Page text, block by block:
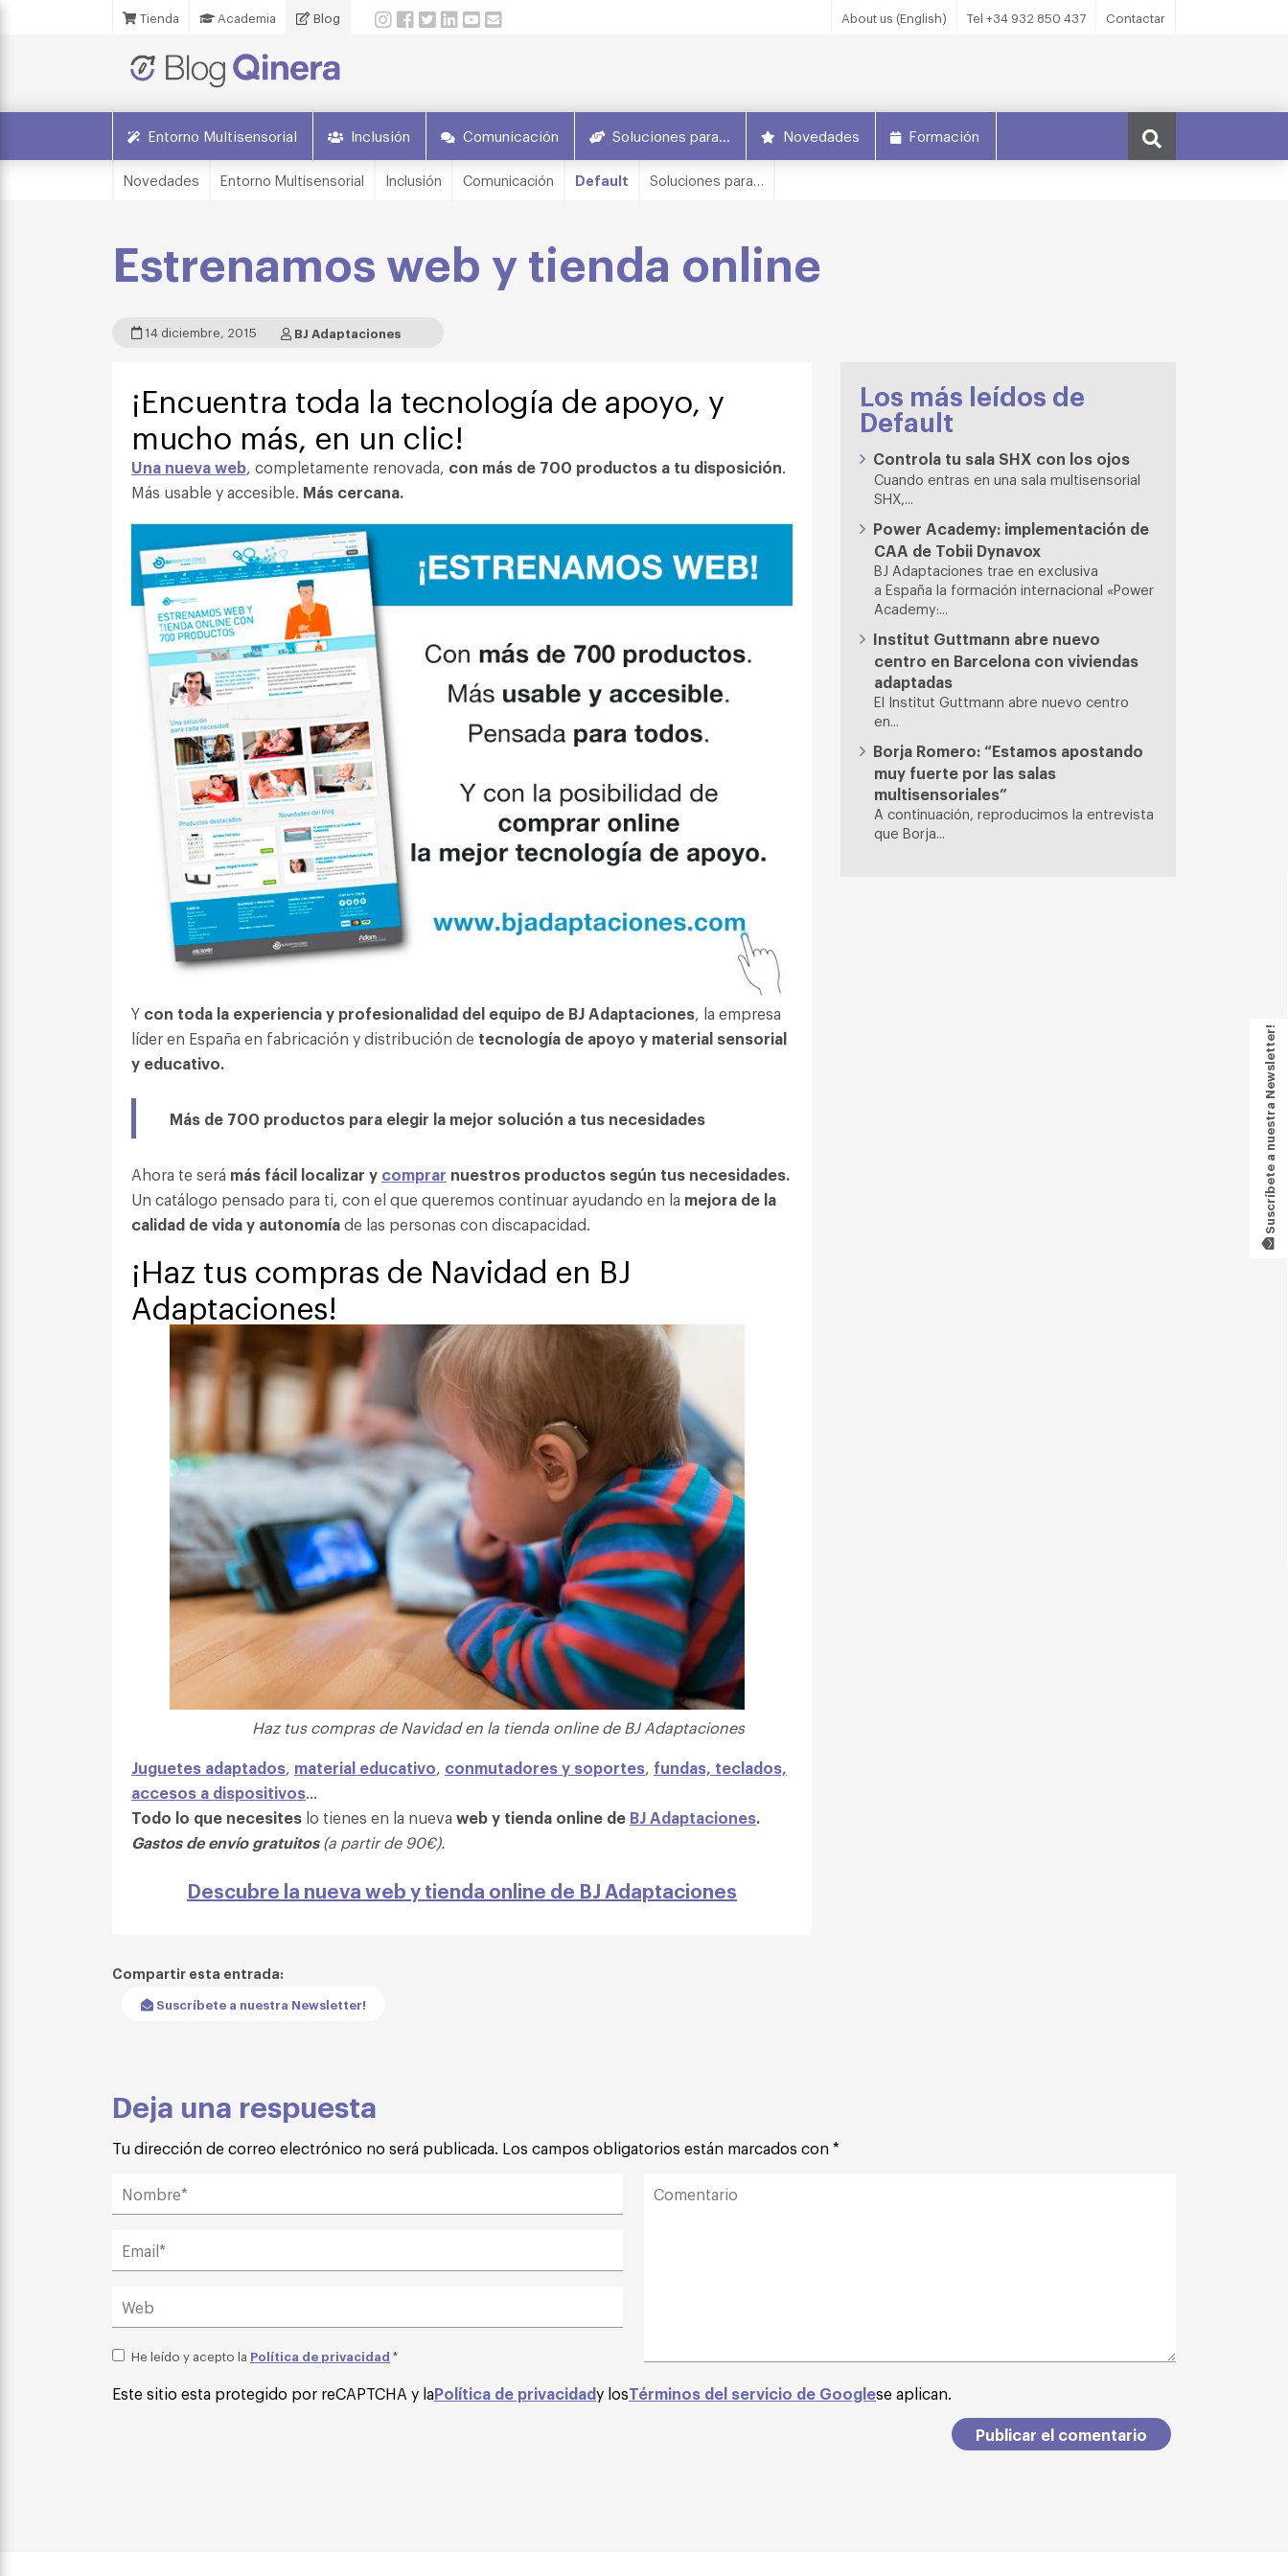
Tienda Academia Blog About us (English) Tel +34 932 850 437 Contactar
Entorno Multisensorial Inclusión Comunicación Soluciones para… Novedades Formación
Suscríbete a nuestra Newsletter!
Novedades Entorno Multisensorial Inclusión Comunicación Default Soluciones para…
Estrenamos web y tienda online
14 diciembre, 2015 BJ Adaptaciones
¡Encuentra toda la tecnología de apoyo, y
mucho más, en un clic!
Una nueva web, completamente renovada, con más de 700 productos a tu disposición.
Más usable y accesible. Más cercana.
Y con toda la experiencia y profesionalidad del equipo de BJ Adaptaciones, la empresa
líder en España en fabricación y distribución de tecnología de apoyo y material sensorial
y educativo.
Más de 700 productos para elegir la mejor solución a tus necesidades
Ahora te será más fácil localizar y comprar nuestros productos según tus necesidades.
Un catálogo pensado para ti, con el que queremos continuar ayudando en la mejora de la
calidad de vida y autonomíade las personas con discapacidad.
¡Haz tus compras de Navidad en BJ
Adaptaciones!
Haz tus compras de Navidad en la tienda online de BJ Adaptaciones
Juguetes adaptados, material educativo, conmutadores y soportes, fundas, teclados,
accesos a dispositivos…
Todo lo que necesites lo tienes en la nueva web y tienda online de BJ Adaptaciones.
Gastos de envío gratuitos(a partir de 90€).
Descubre la nueva web y tienda online de BJ Adaptaciones
Los más leídos de
Default
Controla tu sala SHX con los ojos
Cuando entras en una sala multisensorial
SHX,...
Power Academy: implementación de
CAA de Tobii Dynavox
BJ Adaptaciones trae en exclusiva
a España la formación internacional «Power
Academy:...
Institut Guttmann abre nuevo
centro en Barcelona con viviendas
adaptadas
El Institut Guttmann abre nuevo centro
en...
Borja Romero: “Estamos apostando
muy fuerte por las salas
multisensoriales”
A continuación, reproducimos la entrevista
que Borja...
Compartir esta entrada:
Suscríbete a nuestra Newsletter!
Deja una respuesta
Tu dirección de correo electrónico no será publicada. Los campos obligatorios están marcados con *
He leído y acepto la Política de privacidad *
Este sitio esta protegido por reCAPTCHA y laPolítica de privacidady losTérminos del servicio de Googlese aplican.